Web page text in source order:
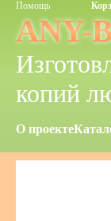
Помощь
ANY-
копий
О проекте